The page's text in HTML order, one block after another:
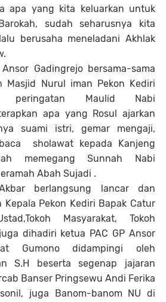
apa yang kita keluarkan untuk
sudah seharusnya kita
berusaha meneladani Akhlak
Gadingrejo bersama-sama
Masjid Nurul iman Pekon Kediri
peringatan Maulid Nabi
apa yang Rosul ajarkan
suami istri, gemar mengaji,
sholawat kepada Kanjeng
memegang Sunnah Nabi
Abah Sujadi .
berlangsung lancar dan
Pekon Kediri Bapak Catur
Masyarakat, Tokoh
dihadiri ketua PAC GP Ansor
Gumono didampingi oleh
S.H beserta segenap jajaran
Banser Pringsewu Andi Ferika
juga Banom-banom NU di